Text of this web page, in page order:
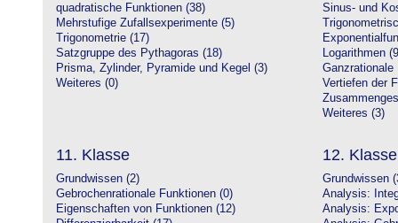
quadratische Funktionen (38)
Mehrstufige Zufallsexperimente (5)
Trigonometrie (17)
Satzgruppe des Pythagoras (18)
Prisma, Zylinder, Pyramide und Kegel (3)
Weiteres (0)
Sinus- und
Logarithmen
Ganzrationale
Vertiefen der
Weiteres (3)
11. Klasse
Grundwissen (2)
Gebrochenrationale Funktionen (0)
Eigenschaften von Funktionen (12)
12. Klasse
Grundwissen
Analysis:
Analysis: